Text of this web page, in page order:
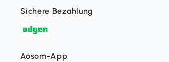
Sichere Bezahlung
Aosom-App